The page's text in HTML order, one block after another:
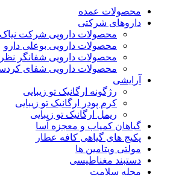
محصولات عمده
داروهای شرکتی
محصولات دارویی شرکت نیاک
محصولات دارویی بوعلی دارو
محصولات دارویی شفانگر
محصولات دارویی شفای
آرایشی
رژگونه ارگانیک تو زیبایی
کرم پودر ارگانیک تو زیبایی
ریمل ارگانیک تو زیبایی
گیاهان کمیاب و معجزه آسا
پکیج های گیاهی کافه عطار
مولتی ویتامین ها
دستبند مغناطیسی
مجله سلامت